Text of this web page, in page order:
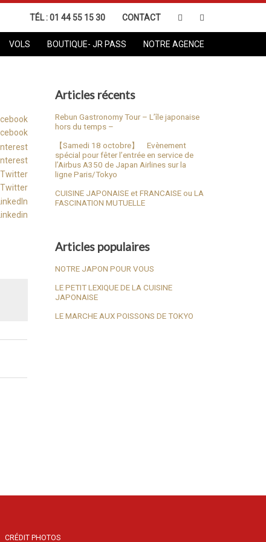
TÉL :01 44 55 15 30 CONTACT
VOLS BOUTIQUE- JR PASS NOTRE AGENCE
Twitter
Linkedin
Articles récents
Rebun Gastronomy Tour – L’île japonaise
hors du temps –
【Samedi 18 octobre】 Evènement
spécial pour fêter l’entrée en service de
l’Airbus A350 de Japan Airlines sur la
ligne Paris/Tokyo
CUISINE JAPONAISE et FRANCAISE ou LA
FASCINATION MUTUELLE
Articles populaires
NOTRE JAPON POUR VOUS
LE PETIT LEXIQUE DE LA CUISINE
JAPONAISE
LE MARCHE AUX POISSONS DE TOKYO
CRÉDIT PHOTOS